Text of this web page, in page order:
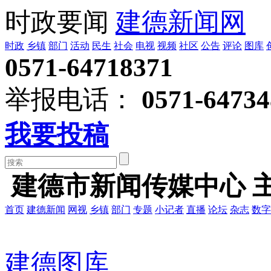
时政要闻 建德新闻网
时政 乡镇 部门 活动 民生 社会 电视 视频 社区 公告 评论 图库
0571-64718371
举报电话：
0571-
我要投稿
建德市新闻传媒中心
首页 建德新闻 网视 乡镇 部门 专题 小记者 直播 论坛 杂志 数
建德图库